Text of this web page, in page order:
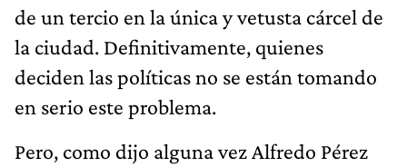
de un tercio en la única y vetusta cárcel de
la ciudad. Definitivamente, quienes
deciden las políticas no se están tomando
en serio este problema.
Pero, como dijo alguna vez Alfredo Pérez